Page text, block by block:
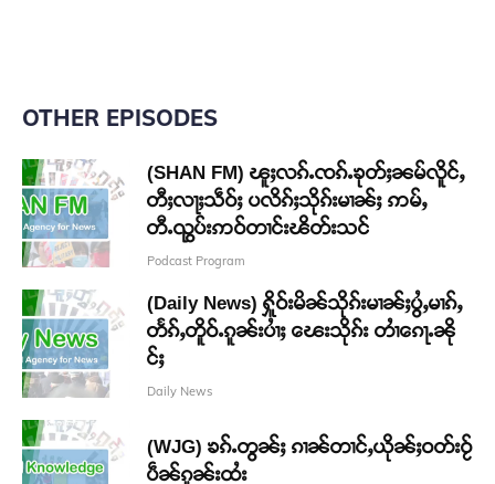
OTHER EPISODES
(SHAN FM) ၽူႈလၵ်ႉၸၵ်ႉၶုတ်ႈၼမ်လိူင်ႇ
တီႈလႃႈသဵဝ်ႈ ပလိၵ်ႈသိုၵ်းမၢၼ်ႈ ဢမ်ႇ
တီႉၺွပ်းဢဝ်တၢင်းၽိတ်းသင်
Podcast Program
(Daily News) ႁိူဝ်းမိၼ်သိုၵ်းမၢၼ်ႈပွႆႇမၢၵ်ႇ
တႅၵ်ႇတိူဝ်ႉၵူၼ်းပၢႆႈ ၽေးသိုၵ်း တၢႆၵေႃႉၼို
င်ႈ
Daily News
(WJG) ၶၵ်ႉတွၼ်ႈ ၵၢၼ်တၢင်ႇယိုၼ်ႈဝတ်းဝႂ်
ပဵၼ်ၵူၼ်းထႆး